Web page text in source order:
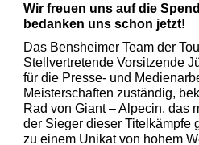
Wir freuen uns auf die
bedanken uns schon jetzt!
Das Bensheimer Team der
Stellvertretende Vorsitzende
für die Presse- und
Meisterschaften zuständig,
Rad von Giant – Alpecin, das
der Sieger dieser Titelkämpfe
zu einem Unikat von hohem